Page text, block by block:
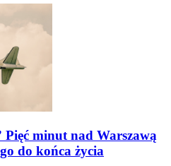
Pięć minut nad Warszawą
do końca życia